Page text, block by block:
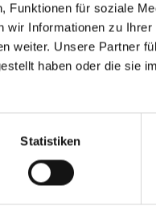
Funktionen für soziale
Informationen zu Ihrer
weiter. Unsere Partner
haben oder die sie
Statistiken